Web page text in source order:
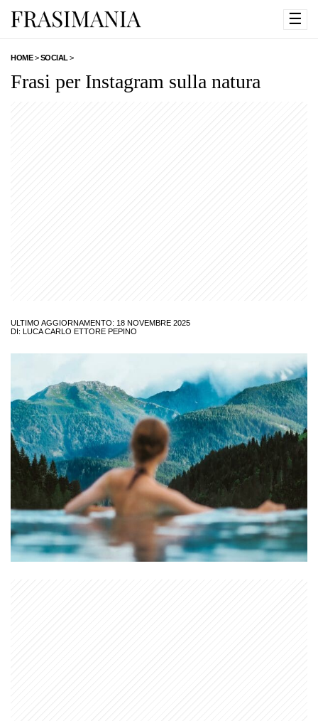
☰
HOME>SOCIAL >
Frasi per Instagram sulla natura
ULTIMO AGGIORNAMENTO: 18 NOVEMBRE 2025
DI: LUCA CARLO ETTORE PEPINO